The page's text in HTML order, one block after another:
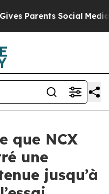
Parents Social Media
que NCX
une
jusqu’à